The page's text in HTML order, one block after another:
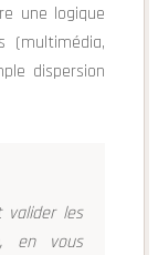
une logique
(multimédia,
dispersion
valider les
en vous